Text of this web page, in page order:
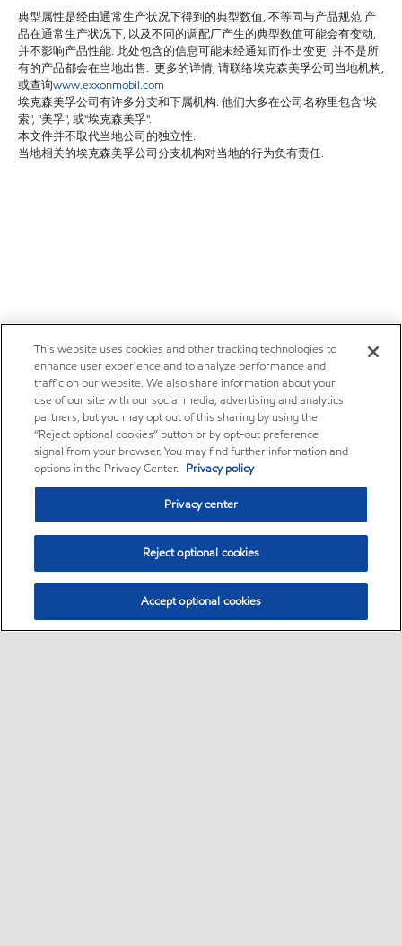
典型属性是经由通常生产状况下得到的典型数值, 不等同与产品规范.产
品在通常生产状况下, 以及不同的调配厂产生的典型数值可能会有变动,
并不影响产品性能. 此处包含的信息可能未经通知而作出变更. 并不是所
有的产品都会在当地出售. 更多的详情, 请联络埃克森美孚公司当地机构,
或查询www.exxonmobil.com
埃克森美孚公司有许多分支和下属机构. 他们大多在公司名称里包含"埃
索", "美孚", 或"埃克森美孚".
本文件并不取代当地公司的独立性.
当地相关的埃克森美孚公司分支机构对当地的行为负有责任.
This website uses cookies and other tracking technologies to
enhance user experience and to analyze performance and
traffic on our website. We also share information about your
use of our site with our social media, advertising and analytics
partners, but you may opt out of this sharing by using the
“Reject optional cookies” button or by opt-out preference
signal from your browser. You may find further information and
options in the Privacy Center. Privacy policy
Privacy center
Reject optional cookies
Accept optional cookies